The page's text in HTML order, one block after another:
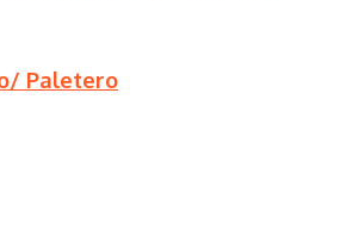
Paletero